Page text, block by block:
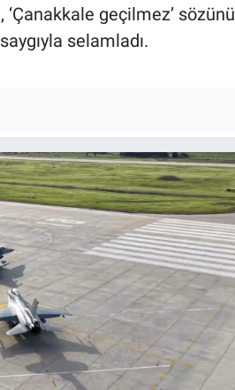
geçilmez’ sözünü
selamladı.